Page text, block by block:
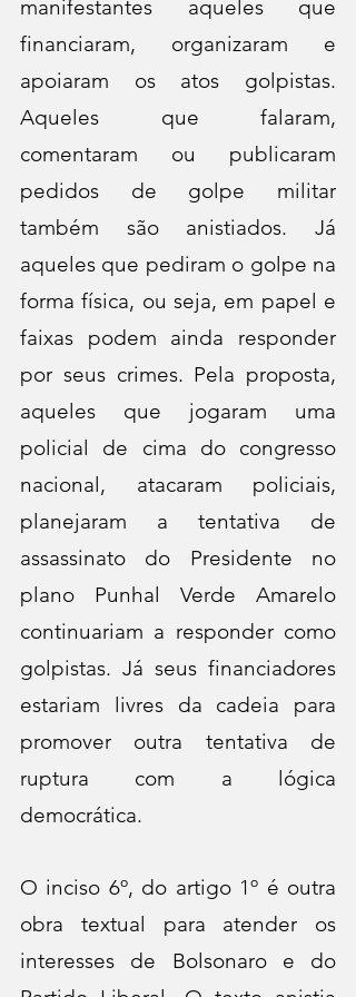
manifestantes aqueles que
financiaram, organizaram e
apoiaram os atos golpistas.
Aqueles que falaram,
comentaram ou publicaram
pedidos de golpe militar
também são anistiados. Já
aqueles que pediram o golpe na
forma física, ou seja, em papel e
faixas podem ainda responder
por seus crimes. Pela proposta,
aqueles que jogaram uma
policial de cima do congresso
nacional, atacaram policiais,
planejaram a tentativa de
assassinato do Presidente no
plano Punhal Verde Amarelo
continuariam a responder como
golpistas. Já seus financiadores
estariam livres da cadeia para
promover outra tentativa de
ruptura com a lógica
democrática.
O inciso 6º, do artigo 1º é outra
obra textual para atender os
interesses de Bolsonaro e do